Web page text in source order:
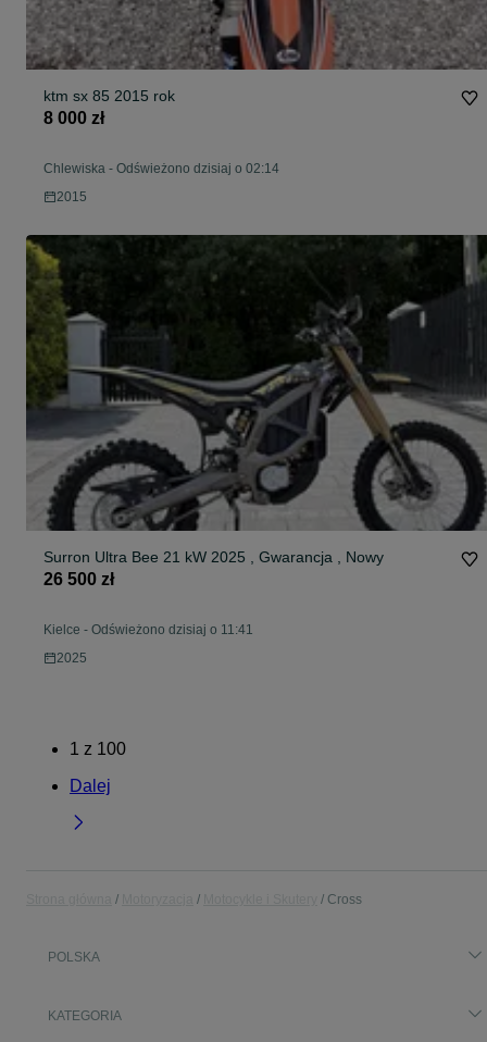
ktm sx 85 2015 rok
8 000 zł
Chlewiska - Odświeżono dzisiaj o 02:14
2015
Surron Ultra Bee 21 kW 2025 , Gwarancja , Nowy
26 500 zł
Kielce - Odświeżono dzisiaj o 11:41
2025
1 z 100
Dalej
Cross
POLSKA
KATEGORIA